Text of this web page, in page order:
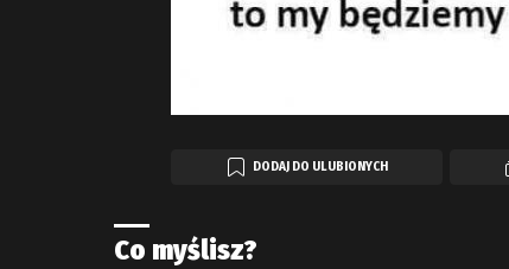
DODAJ DO ULUBIONYCH
Co myślisz?